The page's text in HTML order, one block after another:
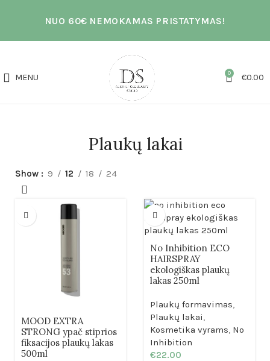
NUO 60€ NEMOKAMAS PRISTATYMAS!
MENU 0 €0.00
Plaukų lakai
Show 9 12 18 24
MOOD EXTRA
STRONG ypač stiprios
fiksacijos plaukų lakas
500ml
No Inhibition ECO
HAIRSPRAY
ekologiškas plaukų
lakas 250ml
Plaukų formavimas,
Plaukų lakai,
Kosmetika vyrams, No
Inhibition
€22.00